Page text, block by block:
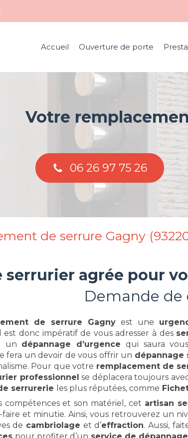
Accueil Ouverture de porte
Votre
06 26 97 75 26
de serrure Gagny
serrurier agrée pour
Demande
de serrure Gagny est une
donc impératif de vous adresser à des
un dépannage d’urgence qui saura
fera un devoir de vous offrir un dépannage
Pour que votre remplacement de
professionnel se déplacera toujours
serrurerie les plus réputées, comme
compétences et son matériel, cet artisan
faire et minutie. Ainsi, vous retrouverez un
de cambriolage et d’effraction. Aussi,